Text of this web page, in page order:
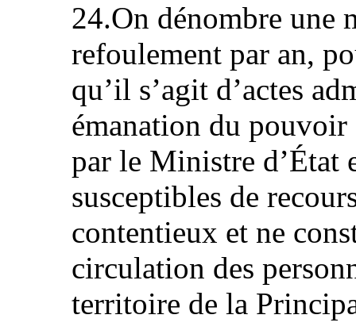
24.On dénombre une
refoulement par an,
qu’il s’agit d’actes
émanation du pouvoir
par le Ministre d’État
susceptibles de
contentieux et ne
circulation des
territoire de la